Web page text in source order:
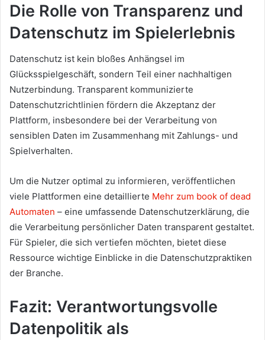
Die Rolle von Transparenz und
Datenschutz im Spielerlebnis
Datenschutz ist kein bloßes Anhängsel im
Glücksspielgeschäft, sondern Teil einer nachhaltigen
Nutzerbindung. Transparent kommunizierte
Datenschutzrichtlinien fördern die Akzeptanz der
Plattform, insbesondere bei der Verarbeitung von
sensiblen Daten im Zusammenhang mit Zahlungs- und
Spielverhalten.
Um die Nutzer optimal zu informieren, veröffentlichen
viele Plattformen eine detaillierte Mehr zum book of dead
Automaten – eine umfassende Datenschutzerklärung, die
die Verarbeitung persönlicher Daten transparent gestaltet.
Für Spieler, die sich vertiefen möchten, bietet diese
Ressource wichtige Einblicke in die Datenschutzpraktiken
der Branche.
Fazit: Verantwortungsvolle
Datenpolitik als